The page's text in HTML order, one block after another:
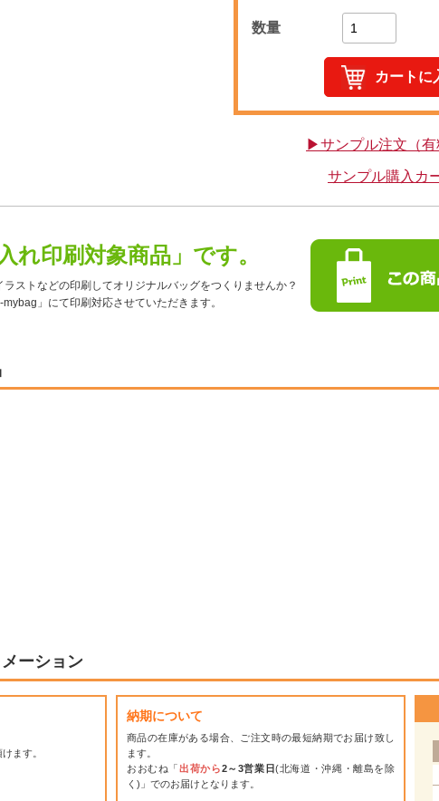
数量
▶サンプル注文（有
サンプル購入カ
れ印刷対象商品」です。
ストなどの印刷してオリジナルバッグをつくりませんか？
」にて印刷対応させていただきます。
ーション
ます。
納期について
商品の在庫がある場合、ご注文時の最短納期でお届け致し
ます。
おおむね「出荷から2～3営業日(北海道・沖縄・離島を除
く)」でのお届けとなります。